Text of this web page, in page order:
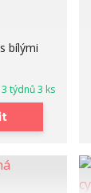
bílými
týdnů 3 ks